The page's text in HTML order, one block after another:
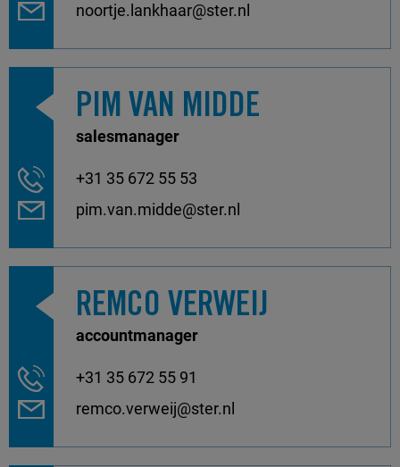
noortje.lankhaar@ster.nl
PIM VAN MIDDE
salesmanager
+31 35 672 55 53
pim.van.midde@ster.nl
REMCO VERWEIJ
accountmanager
+31 35 672 55 91
remco.verweij@ster.nl